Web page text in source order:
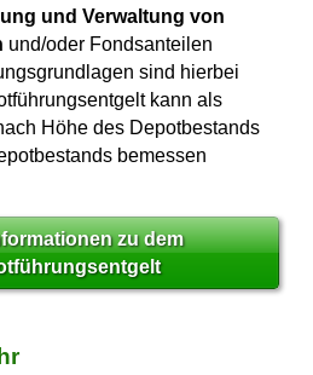
und Verwaltung von
und/oder Fondsanteilen
sind hierbei
kann als
Höhe des Depotbestands
bemessen
zu dem